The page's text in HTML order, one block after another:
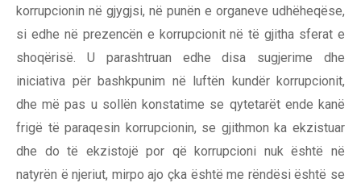
korrupcionin në gjygjsi, në punën e organeve udhëheqëse,
si edhe në prezencën e korrupcionit në të gjitha sferat e
shoqërisë. U parashtruan edhe disa sugjerime dhe
iniciativa për bashkpunim në luftën kundër korrupcionit,
dhe më pas u sollën konstatime se qytetarët ende kanë
frigë të paraqesin korrupcionin, se gjithmon ka ekzistuar
dhe do të ekzistojë por që korrupcioni nuk është në
natyrën ë njeriut, mirpo ajo çka është me rëndësi është se